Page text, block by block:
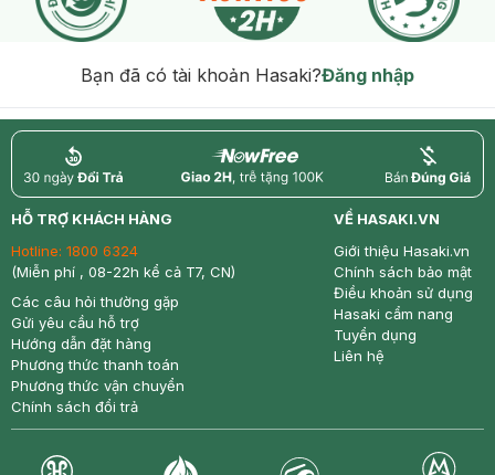
Bạn đã có tài khoản Hasaki?Đăng nhập
return nowfree price
HỖ TRỢ KHÁCH HÀNG
Hotline: 1800 6324
(Miễn phí , 08-22h kể cả T7, CN)
Các câu hỏi thường gặp
Gửi yêu cầu hỗ trợ
Hướng dẫn đặt hàng
Phương thức thanh toán
Phương thức vận chuyển
Chính sách đổi trả
VỀ HASAKI.VN
Giới thiệu Hasaki.vn
Chính sách bảo mật
Điều khoản sử dụng
Hasaki cẩm nang
Tuyển dụng
Liên hệ